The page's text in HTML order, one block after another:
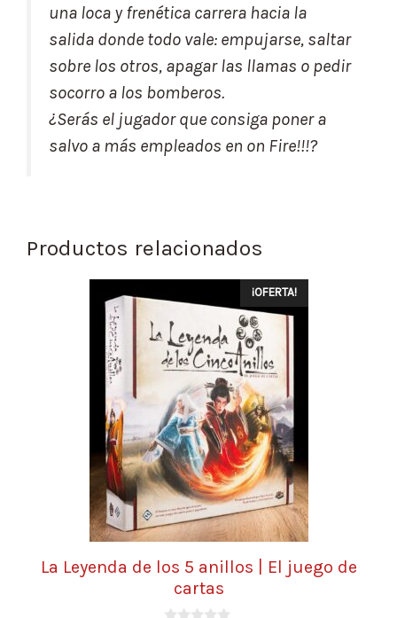
una loca y frenética carrera hacia la
salida donde todo vale: empujarse, saltar
sobre los otros, apagar las llamas o pedir
socorro a los bomberos.
¿Serás el jugador que consiga poner a
salvo a más empleados en on Fire!!!?
Productos relacionados
¡OFERTA!
La Leyenda de los 5 anillos | El juego de
cartas